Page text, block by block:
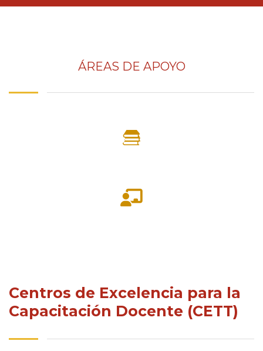
ÁREAS DE APOYO
Centros de Excelencia para la
Capacitación Docente (CETT)